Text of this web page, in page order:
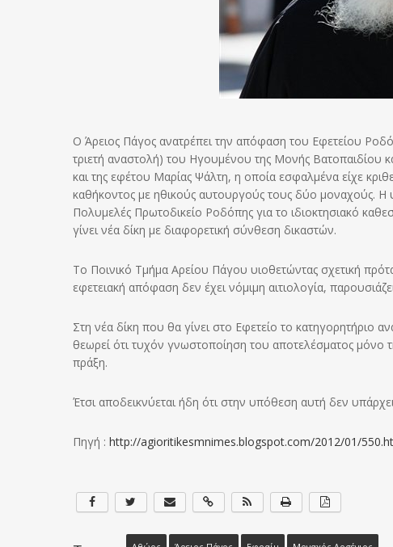
Ο Άρειος Πάγος ανατρέπει την απόφαση του Εφετείου
τριετή αναστολή) του Ηγουμένου της Μονής
και της εφέτου Μαρίας Ψάλτη, η οποία εσφαλμένα είχε
καθήκοντος με ηθικούς αυτουργούς τους δύο μοναχούς.
Πολυμελές Πρωτοδικείο Ροδόπης για το ιδιοκτησιακό
γίνει νέα δίκη με διαφορετική σύνθεση δικαστών.
Το Ποινικό Τμήμα Αρείου Πάγου υιοθετώντας σχετική
εφετειακή απόφαση δεν έχει νόμιμη αιτιολογία,
Στη νέα δίκη που θα γίνει στο Εφετείο το κατηγορητήριο
θεωρεί ότι τυχόν γνωστοποίηση του αποτελέσματος μόνο
πράξη.
Έτσι αποδεικνύεται ήδη ότι στην υπόθεση αυτή δεν
Πηγή : http://agioritikesmnimes.blogspot.com/2012/01/